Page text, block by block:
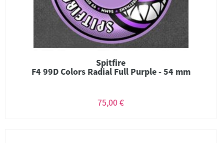
Spitfire
F4 99D Colors Radial Full Purple - 54 mm
75,00 €